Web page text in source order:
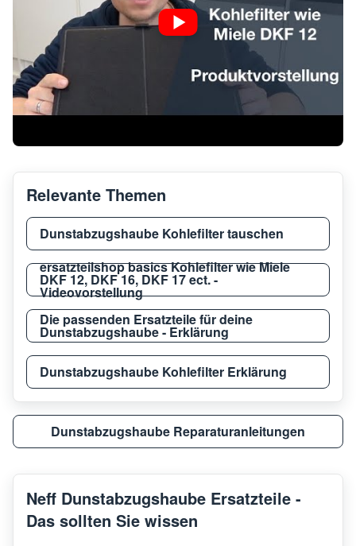
Neff
Neff
Neff
Neff
Neff
Neff
Neff
Neff
Relevante Themen
Dunstabzugshaube Kohlefilter tauschen
ersatzteilshop basics Kohlefilter wie Miele
DKF 12, DKF 16, DKF 17 ect. -
Videovorstellung
Die passenden Ersatzteile für deine
Dunstabzugshaube - Erklärung
Dunstabzugshaube Kohlefilter Erklärung
Dunstabzugshaube Reparaturanleitungen
Neff Dunstabzugshaube Ersatzteile -
Das sollten Sie wissen